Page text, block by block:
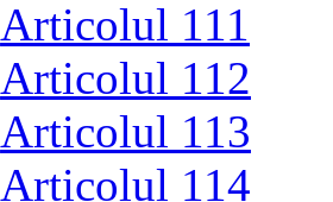
Articolul 111
Articolul 112
Articolul 113
Articolul 114